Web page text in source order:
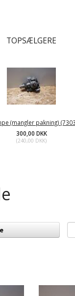
TOPSÆLGERE
(mangler pakning)
300,00 DKK
(240,00 DKK)